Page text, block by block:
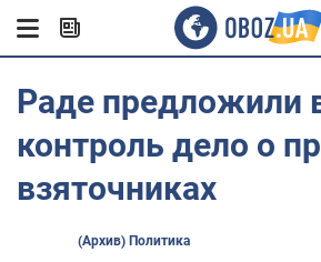
Раде предложили
контроль дело о
взяточниках
(Архив) Политика